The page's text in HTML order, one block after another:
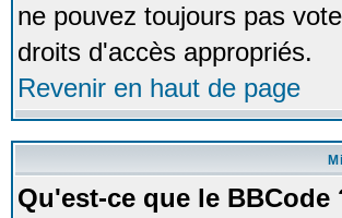
ne pouvez toujours pas
droits d'accès appropriés.
Revenir en haut de page
Qu'est-ce que le BBCode